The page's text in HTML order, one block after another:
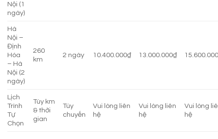
Nội (1
ngày)
Hà
Nội –
Định
Hóa
– Hà
Nội (2
ngày)
260
km
2 ngày 10.400.000₫ 13.000.000₫
Lịch
Trình
Tự
Chọn
Tùy km
& thời
gian
Tùy
chuyến
Vui lòng liên
hệ
Vui lòng liên
hệ
Vui lòng
hệ